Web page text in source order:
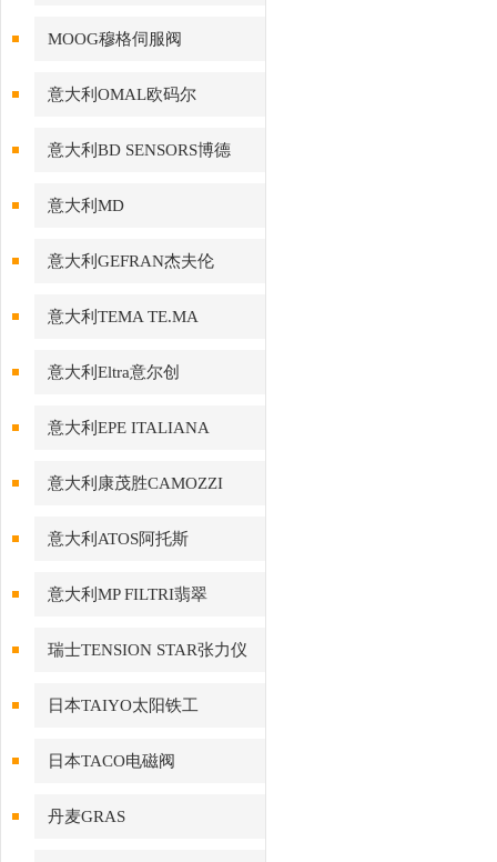
MOOG穆格伺服阀
意大利OMAL欧码尔
意大利BD SENSORS博德
意大利MD
意大利GEFRAN杰夫伦
意大利TEMA TE.MA
意大利Eltra意尔创
意大利EPE ITALIANA
意大利康茂胜CAMOZZI
意大利ATOS阿托斯
意大利MP FILTRI翡翠
瑞士TENSION STAR张力仪
日本TAIYO太阳铁工
日本TACO电磁阀
丹麦GRAS